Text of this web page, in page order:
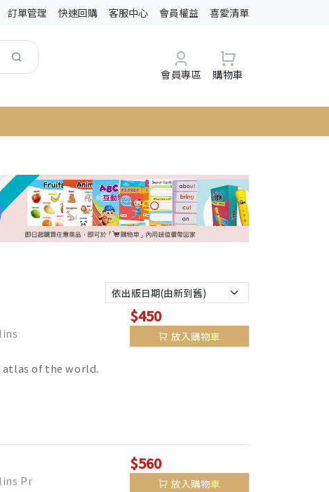
訂單管理 快速回購 客服中心 會員權益 喜愛清單
會員專區 購物車
of the world.
$450
放入購物車
Pr
$560
放入購物車